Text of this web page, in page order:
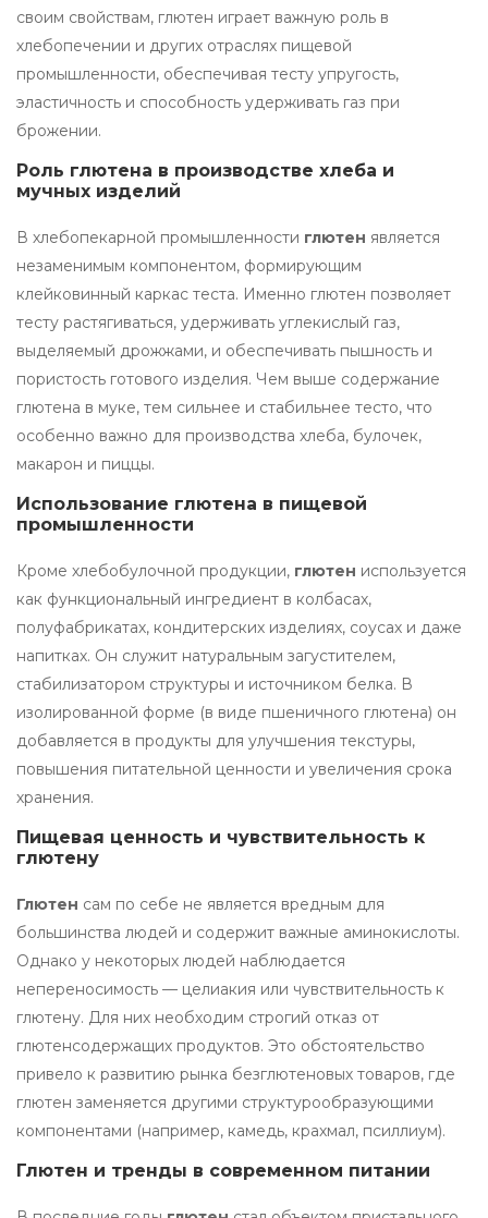
своим свойствам, глютен играет важную роль в
хлебопечении и других отраслях пищевой
промышленности, обеспечивая тесту упругость,
эластичность и способность удерживать газ при
брожении.
Роль глютена в производстве хлеба и
мучных изделий
В хлебопекарной промышленности глютен является
незаменимым компонентом, формирующим
клейковинный каркас теста. Именно глютен позволяет
тесту растягиваться, удерживать углекислый газ,
выделяемый дрожжами, и обеспечивать пышность и
пористость готового изделия. Чем выше содержание
глютена в муке, тем сильнее и стабильнее тесто, что
особенно важно для производства хлеба, булочек,
макарон и пиццы.
Использование глютена в пищевой
промышленности
Кроме хлебобулочной продукции, глютен используется
как функциональный ингредиент в колбасах,
полуфабрикатах, кондитерских изделиях, соусах и даже
напитках. Он служит натуральным загустителем,
стабилизатором структуры и источником белка. В
изолированной форме (в виде пшеничного глютена) он
добавляется в продукты для улучшения текстуры,
повышения питательной ценности и увеличения срока
хранения.
Пищевая ценность и чувствительность к
глютену
Глютен сам по себе не является вредным для
большинства людей и содержит важные аминокислоты.
Однако у некоторых людей наблюдается
непереносимость — целиакия или чувствительность к
глютену. Для них необходим строгий отказ от
глютенсодержащих продуктов. Это обстоятельство
привело к развитию рынка безглютеновых товаров, где
глютен заменяется другими структурообразующими
компонентами (например, камедь, крахмал, псиллиум).
Глютен и тренды в современном питании